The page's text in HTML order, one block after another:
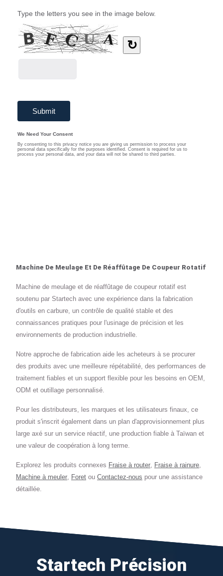
Machine De Meulage Et De Réaffûtage De Coupeur Rotatif
Machine de meulage et de réaffûtage de coupeur rotatif est
soutenu par Startech avec une expérience dans la fabrication
d'outils en carbure, un contrôle de qualité stable et des
connaissances pratiques pour l'usinage de précision et les
environnements de production industrielle.
Notre approche de fabrication aide les acheteurs à se procurer
des produits avec une meilleure répétabilité, des performances de
traitement fiables et un support flexible pour les besoins en OEM,
ODM et outillage personnalisé.
Pour les distributeurs, les marques et les utilisateurs finaux, ce
produit s'inscrit également dans un plan d'approvisionnement plus
large axé sur un service réactif, une production fiable à Taïwan et
une valeur de coopération à long terme.
Explorez les produits connexes Fraise à router, Fraise à rainure,
Machine à meuler, Foret ou Contactez-nous pour une assistance
détaillée.
Startech Précision